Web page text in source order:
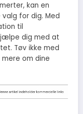
kan en
for dig. Med
til
dig med at
Tøv ikke med
om dine